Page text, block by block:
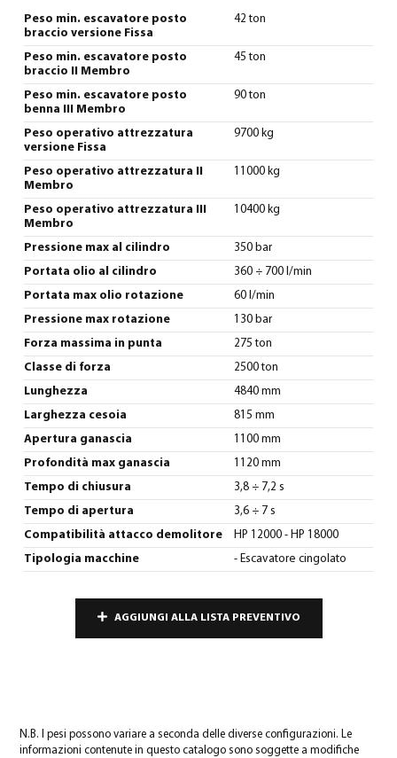
Peso min. escavatore posto
braccio versione Fissa
42 ton
Peso min. escavatore posto
braccio II Membro
45 ton
Peso min. escavatore posto
benna III Membro
90 ton
Peso operativo attrezzatura
versione Fissa
9700 kg
Peso operativo attrezzatura II
Membro
11000 kg
Peso operativo attrezzatura III
Membro
10400 kg
Pressione max al cilindro 350 bar
Portata olio al cilindro 360 ÷ 700 l/min
Portata max olio rotazione 60 l/min
Pressione max rotazione 130 bar
Forza massima in punta 275 ton
Classe di forza 2500 ton
Lunghezza 4840 mm
Larghezza cesoia 815 mm
Apertura ganascia 1100 mm
Profondità max ganascia 1120 mm
Tempo di chiusura 3,8 ÷ 7,2 s
Tempo di apertura 3,6 ÷ 7 s
Compatibilità attacco demolitore HP 12000 - HP 18000
Tipologia macchine - Escavatore cingolato
AGGIUNGI ALLA LISTA PREVENTIVO
N.B. I pesi possono variare a seconda delle diverse configurazioni. Le
informazioni contenute in questo catalogo sono soggette a modifiche